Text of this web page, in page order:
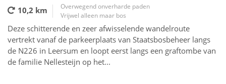
10,2 km
Overwegend onverharde paden
Vrijwel alleen maar bos
Deze schitterende en zeer afwisselende wandelroute
vertrekt vanaf de parkeerplaats van Staatsbosbeheer langs
de N226 in Leersum en loopt eerst langs een graftombe van
de familie Nellesteijn op het...